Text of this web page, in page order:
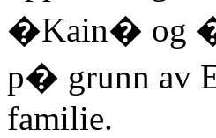
�Kain� og
p� grunn av
familie.